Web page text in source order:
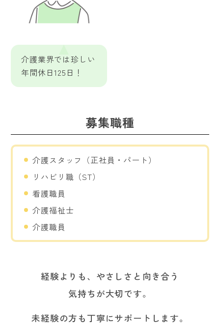
介護業界では珍しい
年間休日125日！
募集職種
介護スタッフ（正社員・パート）
リハビリ職（ST）
看護職員
介護福祉士
介護職員
経験よりも、やさしさと向き合う
気持ちが大切です。
未経験の方も丁寧にサポートします。